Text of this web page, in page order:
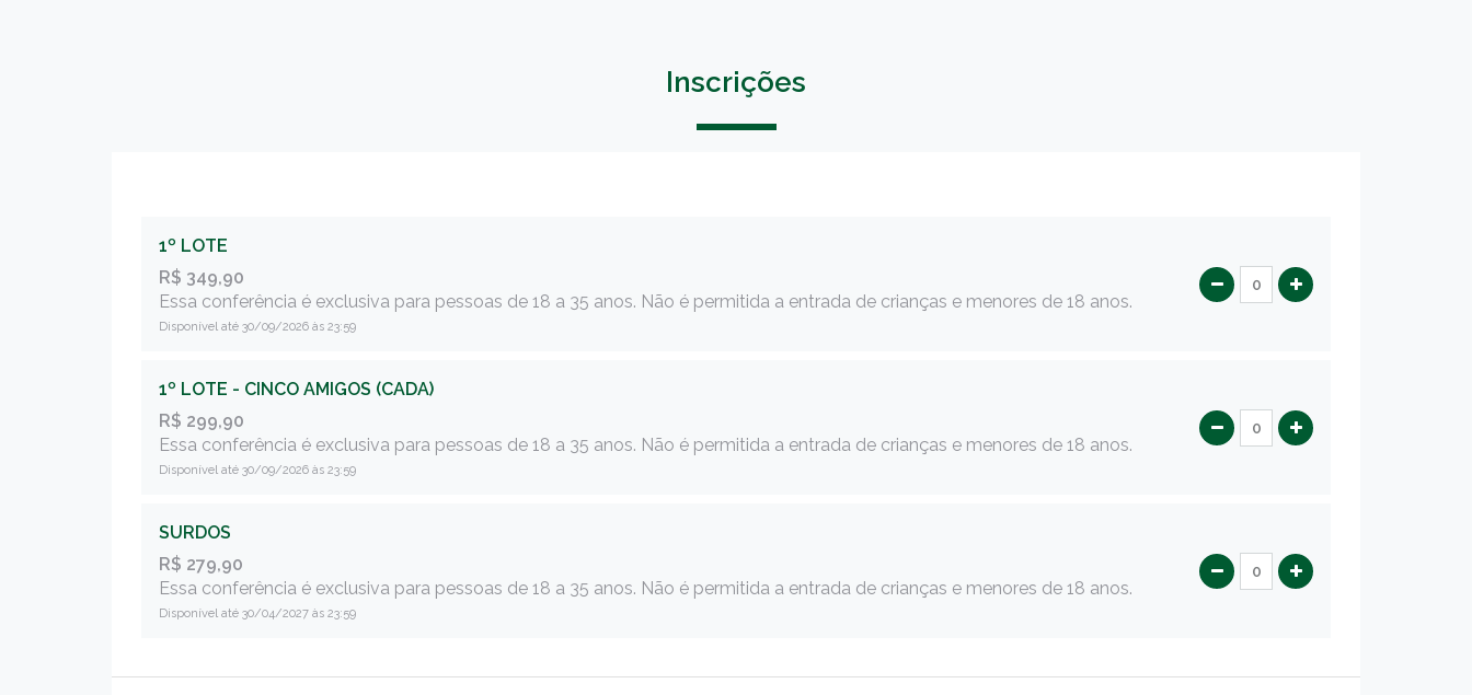
Inscrições
1º LOTE
R$ 349,90
Essa conferência é exclusiva para pessoas de 18 a 35 anos. Não é permitida a entrada de crianças e menores de 18 anos.
Disponível até 30/09/2026 às 23:59
1º LOTE - CINCO AMIGOS (CADA)
R$ 299,90
Essa conferência é exclusiva para pessoas de 18 a 35 anos. Não é permitida a entrada de crianças e menores de 18 anos.
Disponível até 30/09/2026 às 23:59
SURDOS
R$ 279,90
Essa conferência é exclusiva para pessoas de 18 a 35 anos. Não é permitida a entrada de crianças e menores de 18 anos.
Disponível até 30/04/2027 às 23:59